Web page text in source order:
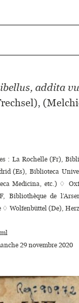
addita
: La Rochelle (Fr),
(Es), Biblioteca
Medicina, etc.) ♢
Bibliothèque de
Wolfenbüttel (De),
29 novembre 2020